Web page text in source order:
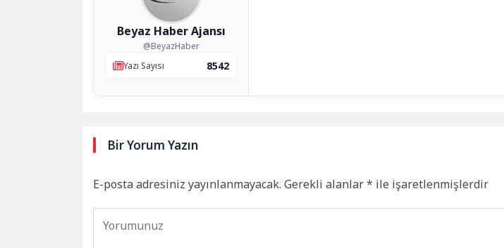
Beyaz Haber Ajansı
@BeyazHaber
Yazı Sayısı
8542
Bir Yorum Yazın
E-posta adresiniz yayınlanmayacak. Gerekli alanlar* ile işaretlenmişlerdir